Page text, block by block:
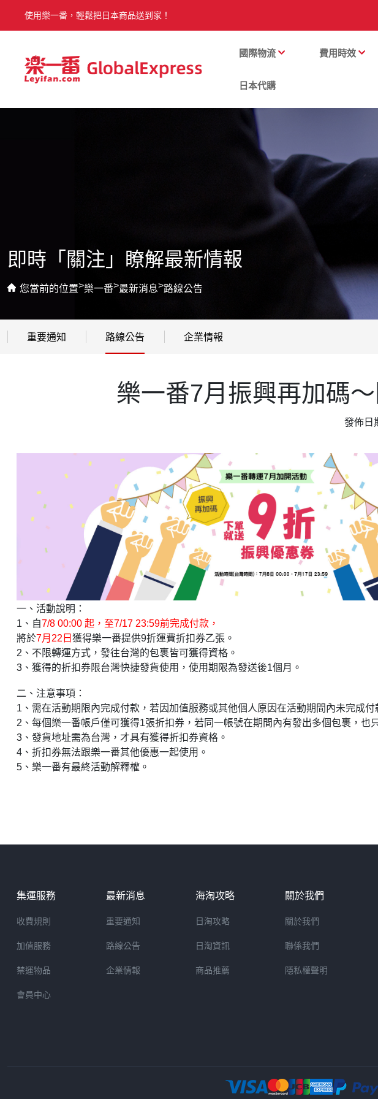
使用樂一番，輕鬆把日本商品送到家！
國際物流 費用時效
日本代購
即時「關注」瞭解最新情報
您當前的位置>樂一番>最新消息>路線公告
重要通知 路線公告 企業情報
樂一番7月振興再加碼
發佈日
一、活動說明：
1、自 7/8 00:00 起，至7/17 23:59前完成付款，
將於7月22日 獲得樂一番提供9折運費折扣券乙張。
2、不限轉運方式，發往台灣的包裹皆可獲得資格。
3、獲得的折扣券限台灣快捷發貨使用，使用期限為發送後1個月。
二、注意事項：
1、需在活動期限內完成付款，若因加值服務或其他個人原因在活動期間內未完成付
2、每個樂一番帳戶僅可獲得1張折扣券，若同一帳號在期間內有發出多個包裹，也
3、發貨地址需為台灣，才具有獲得折扣券資格。
4、折扣券無法跟樂一番其他優惠一起使用。
5、樂一番有最終活動解釋權。
集運服務
收費規則
加值服務
禁運物品
會員中心
最新消息
重要通知
路線公告
企業情報
海淘攻略
日淘攻略
日淘資訊
商品推薦
關於我們
關於我們
聯係我們
隱私權聲明